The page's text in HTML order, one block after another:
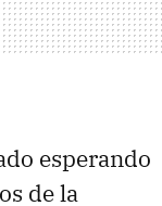
esperando
de la